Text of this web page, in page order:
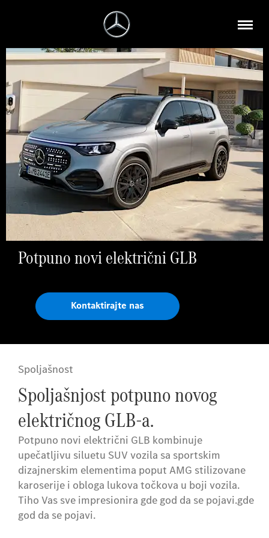
Potpuno novi električni GLB
Kontaktirajte nas
Spoljašnost
Spoljašnjost potpuno novog
električnog GLB-a.
Potpuno novi električni GLB kombinuje
upečatljivu siluetu SUV vozila sa sportskim
dizajnerskim elementima poput AMG stilizovane
karoserije i obloga lukova točkova u boji vozila.
Tiho Vas sve impresionira gde god da se pojavi.gde
god da se pojavi.